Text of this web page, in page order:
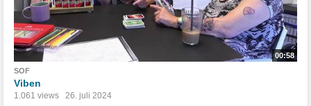
00:58
SOF
Viben
1.061 views 26. juli 2024